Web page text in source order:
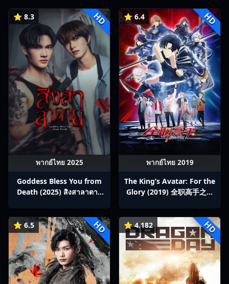
⭐ 8.3 HD
พากย์ไทย 2025
Goddess Bless You from
Death (2025) สิงสาลาตาย
⭐ 6.4 HD
พากย์ไทย 2019
The King’s Avatar: For the
Glory (2019) 全职高手之巅
⭐ 6.5 HD ⭐ 4.182 HD